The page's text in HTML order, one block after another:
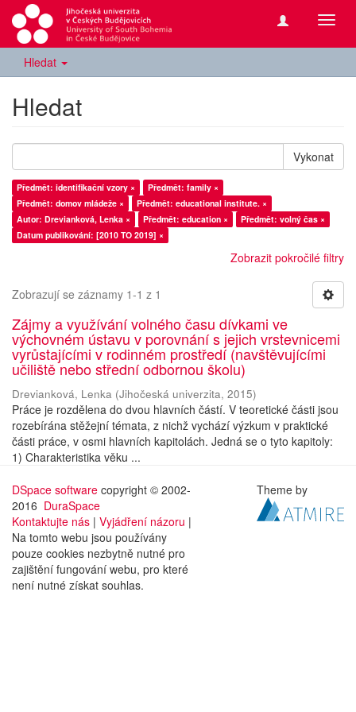
Hledat
Hledat
Vykonat
Předmět: identifikační vzory ×
Předmět: family ×
Předmět: domov mládeže ×
Předmět: educational institute. ×
Autor: Drevianková, Lenka ×
Předmět: education ×
Předmět: volný čas ×
Datum publikování: [2010 TO 2019] ×
Zobrazit pokročilé filtry
Zobrazují se záznamy 1-1 z 1
Zájmy a využívání volného času dívkami ve
výchovném ústavu v porovnání s jejich vrstevnicemi
vyrůstajícími v rodinném prostředí (navštěvujícími
učiliště nebo střední odbornou školu)
Drevianková, Lenka (Jihočeská univerzita, 2015)
Práce je rozdělena do dvou hlavních částí. V teoretické části jsou
rozebírána stěžejní témata, z nichž vychází výzkum v praktické
části práce, v osmi hlavních kapitolách. Jedná se o tyto kapitoly:
1) Charakteristika věku ...
DSpace software copyright © 2002-
2016 DuraSpace
Kontaktujte nás | Vyjádření názoru |
Na tomto webu jsou používány
pouze cookies nezbytně nutné pro
zajištění fungování webu, pro které
není nutné získat souhlas.
Theme by